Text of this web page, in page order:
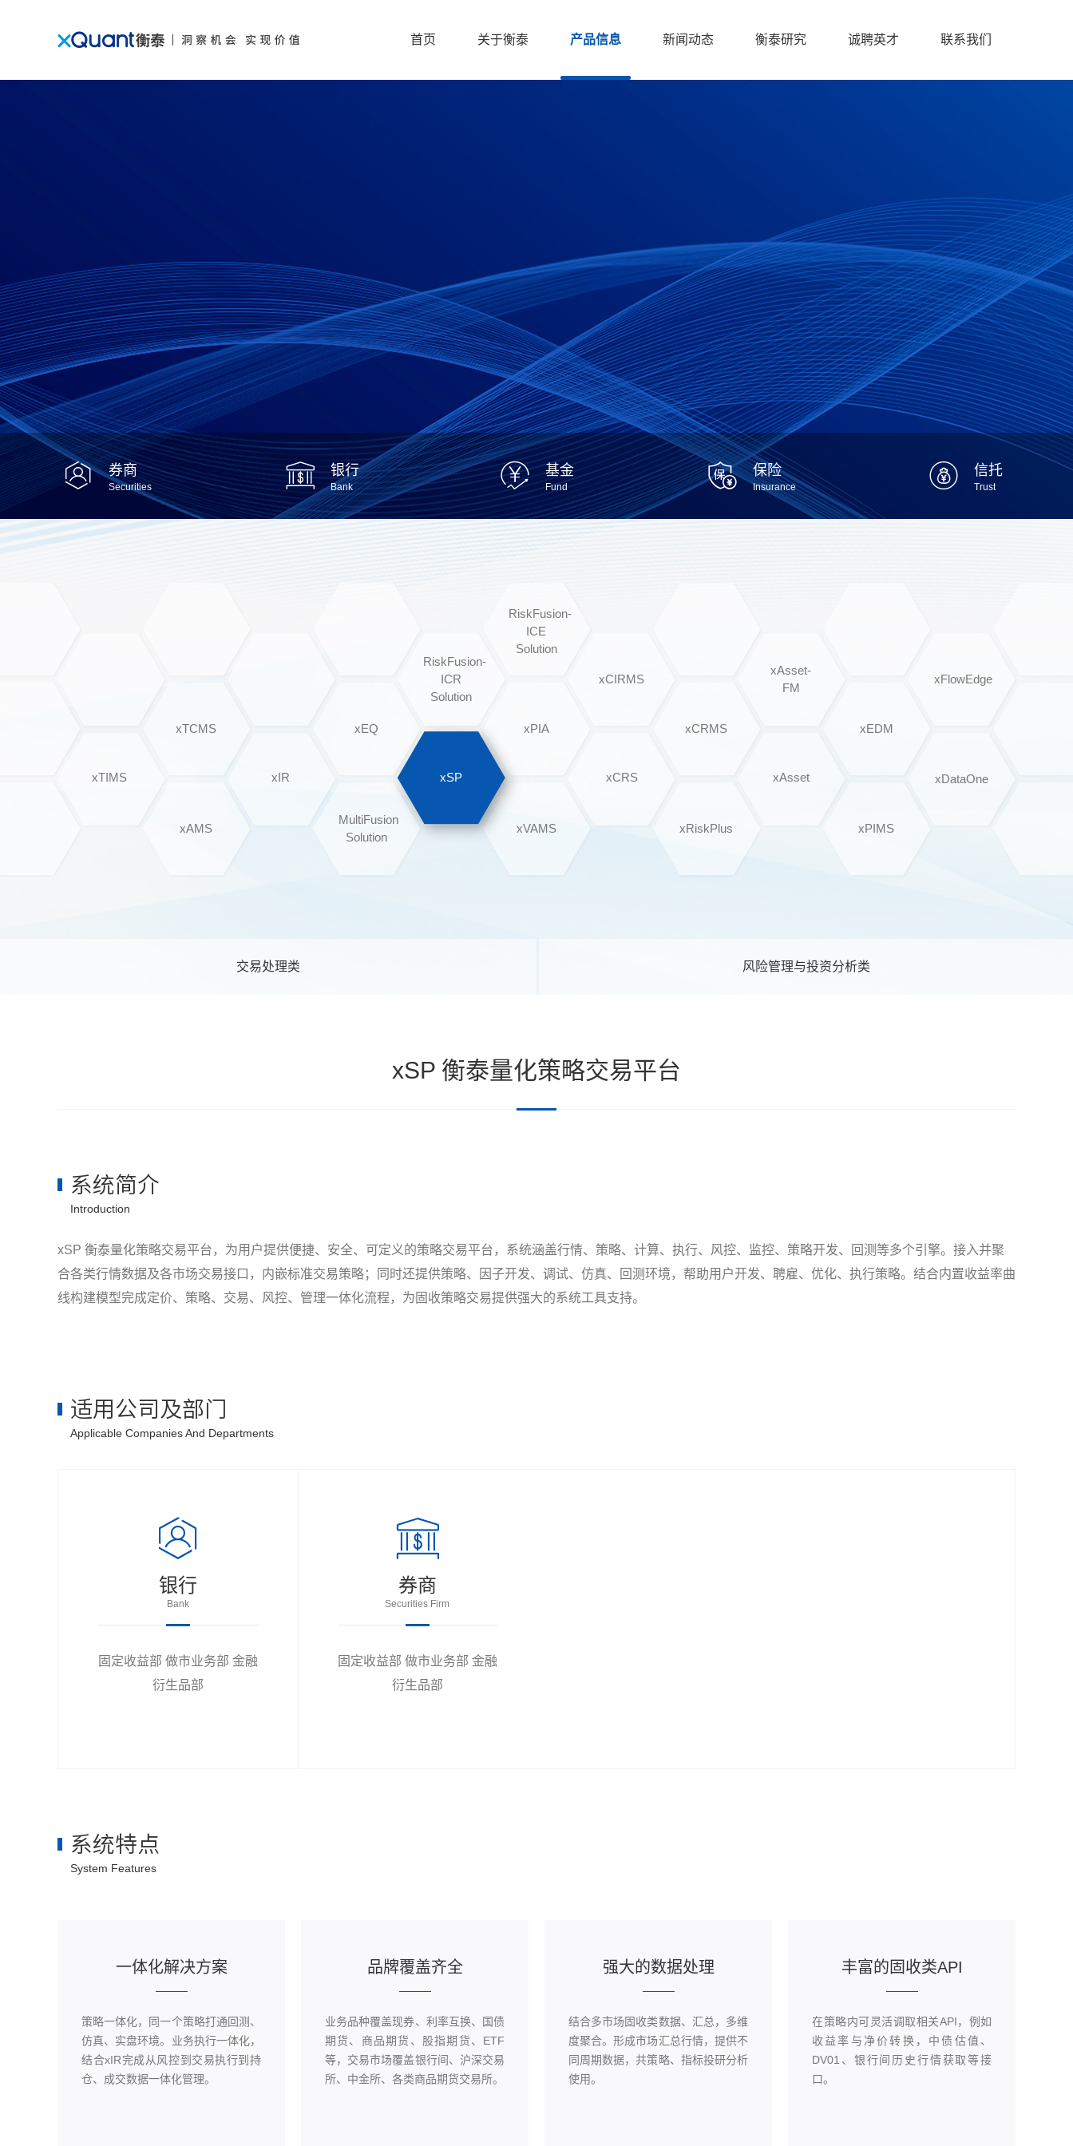
首页 关于衡泰 产品信息 新闻动态 衡泰研究 诚聘英才 联系我们
券商
Securities
银行
Bank
基金
Fund
保险
Insurance
信托
Trust
交易处理类 风险管理与投资分析类
xTIMS
xAsset-
FM
xAsset
xFlowEdge
RiskFusion-
ICE
Solution
RiskFusion-
ICR
Solution
MultiFusion
Solution
xSP
xPIA
xCIRMS
xCRS
xCRMS
xRiskPlus
xVAMS xPIMS
xIR
xAMS
xTCMS xEQ xEDM
xDataOne
xSP 衡泰量化策略交易平台
系统简介
Introduction
xSP 衡泰量化策略交易平台，为用户提供便捷、安全、可定义的策略交易平台，系统涵盖行情、策略、计算、执行、风控、监控、策略开发、回测等多个引擎。接入并聚
合各类行情数据及各市场交易接口，内嵌标准交易策略；同时还提供策略、因子开发、调试、仿真、回测环境，帮助用户开发、聘雇、优化、执行策略。结合内置收益率曲
线构建模型完成定价、策略、交易、风控、管理一体化流程，为固收策略交易提供强大的系统工具支持。
适用公司及部门
Applicable Companies And Departments
银行
Bank
固定收益部 做市业务部 金融
衍生品部
券商
Securities Firm
固定收益部 做市业务部 金融
衍生品部
系统特点
System Features
一体化解决方案
策略一体化，同一个策略打通回测、
仿真、实盘环境。业务执行一体化，
结合xIR完成从风控到交易执行到持
仓、成交数据一体化管理。
品牌覆盖齐全
业务品种覆盖现券、利率互换、国债
期货、商品期货、股指期货、ETF
等，交易市场覆盖银行间、沪深交易
所、中金所、各类商品期货交易所。
强大的数据处理
结合多市场固收类数据、汇总，多维
度聚合。形成市场汇总行情，提供不
同周期数据，共策略、指标投研分析
使用。
丰富的固收类API
在策略内可灵活调取相关API，例如
收益率与净价转换，中债估值、
DV01、银行间历史行情获取等接
口。